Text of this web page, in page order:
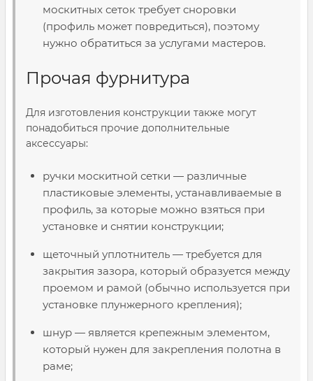
москитных сеток требует сноровки
(профиль может повредиться), поэтому
нужно обратиться за услугами мастеров.
Прочая фурнитура
Для изготовления конструкции также могут
понадобиться прочие дополнительные
аксессуары:
ручки москитной сетки — различные
пластиковые элементы, устанавливаемые в
профиль, за которые можно взяться при
установке и снятии конструкции;
щеточный уплотнитель — требуется для
закрытия зазора, который образуется между
проемом и рамой (обычно используется при
установке плунжерного крепления);
шнур — является крепежным элементом,
который нужен для закрепления полотна в
раме;